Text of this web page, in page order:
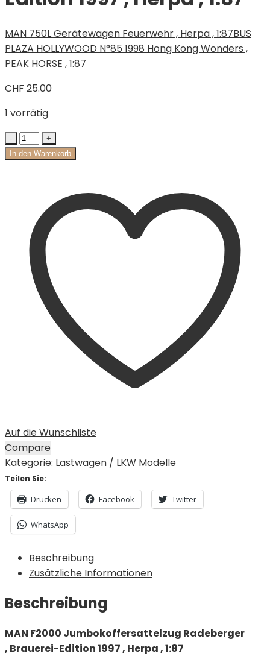
MAN 750L Gerätewagen Feuerwehr , Herpa , 1:87BUS
PLAZA HOLLYWOOD N°85 1998 Hong Kong Wonders ,
PEAK HORSE , 1:87
CHF 25.00
1 vorrätig
In den Warenkorb
Auf die Wunschliste
Compare
Kategorie: Lastwagen / LKW Modelle
Teilen Sie:
Drucken Facebook Twitter
WhatsApp
Beschreibung
Zusätzliche Informationen
Beschreibung
MAN F2000 Jumbokoffersattelzug Radeberger
, Brauerei-Edition 1997 , Herpa , 1:87